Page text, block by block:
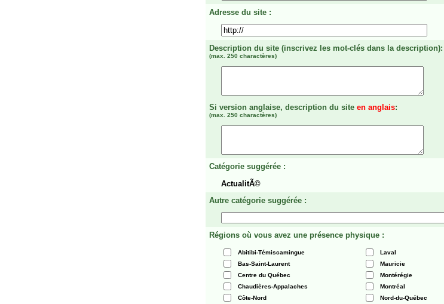
Adresse du site :
Description du site (inscrivez les mot-clés dans la description):
(max. 250 charactères)
Si version anglaise, description du site en anglais:
(max. 250 charactères)
Catégorie suggérée :
ActualitÃ©
Autre catégorie suggérée :
Régions où vous avez une présence physique :
Abitibi-Témiscamingue
Laval
Bas-Saint-Laurent
Mauricie
Centre du Québec
Montérégie
Chaudières-Appalaches
Montréal
Côte-Nord
Nord-du-Québec